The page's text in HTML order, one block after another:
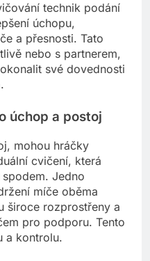
technik podání
úchopu,
a přesnosti. Tato
nebo s partnerem,
své dovednosti
úchop a postoj
mohou hráčky
cvičení, která
Jedno
míče oběma
široce rozprostřeny a
pro podporu. Tento
a kontrolu.